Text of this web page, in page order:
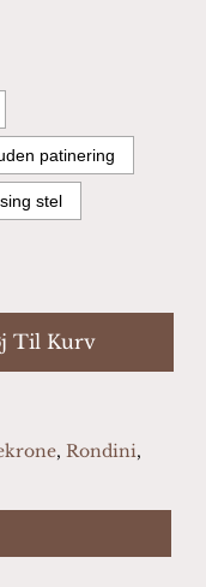
patinering
stel
Til Kurv
, Rondini,